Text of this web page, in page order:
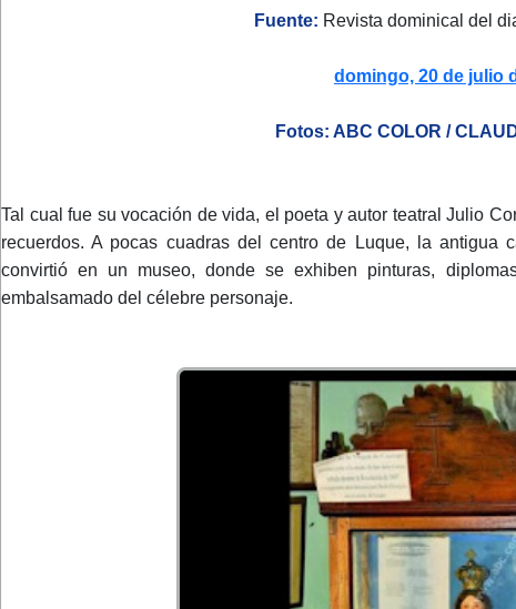
Fuente: Revista dominical del
domingo, 20 de julio
Fotos: ABC COLOR /
Tal cual fue su vocación de vida, el poeta y autor teatral Julio
recuerdos. A pocas cuadras del centro de Luque, la antigua
convirtió en un museo, donde se exhiben pinturas,
embalsamado del célebre personaje.